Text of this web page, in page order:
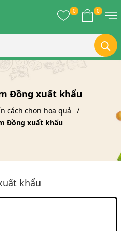
0 0
Đồng xuất khẩu
cách chọn hoa quả
Đồng xuất khẩu
khẩu